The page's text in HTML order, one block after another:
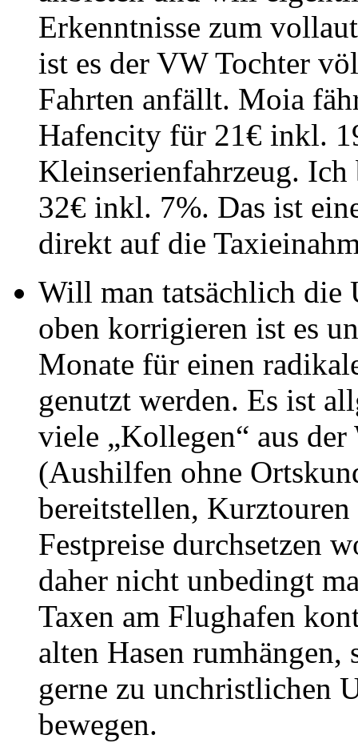
Erkenntnisse zum
ist es der VW Tochter
Fahrten anfällt. Moia
Hafencity für 21€ inkl.
Kleinserienfahrzeug.
32€ inkl. 7%. Das ist
direkt auf die
Will man tatsächlich die
oben korrigieren ist es
Monate für einen
genutzt werden. Es ist
viele „Kollegen“ aus
(Aushilfen ohne
bereitstellen,
Festpreise durchsetzen
daher nicht unbedingt
Taxen am Flughafen
alten Hasen
gerne zu unchristlichen
bewegen.